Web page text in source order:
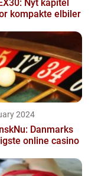
Nyt kapitel
kompakte elbiler
2024
Danmarks
online casino